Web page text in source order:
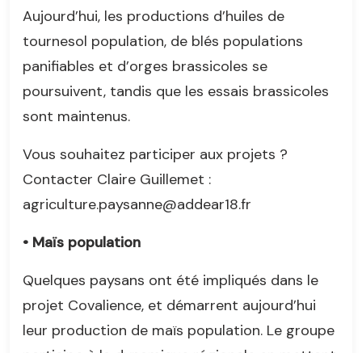
Aujourd’hui, les productions d’huiles de
tournesol population, de blés populations
panifiables et d’orges brassicoles se
poursuivent, tandis que les essais brassicoles
sont maintenus.
Vous souhaitez participer aux projets ?
Contacter Claire Guillemet :
agriculture.paysanne@addear18.fr
• Maïs population
Quelques paysans ont été impliqués dans le
projet Covalience, et démarrent aujourd’hui
leur production de maïs population. Le groupe